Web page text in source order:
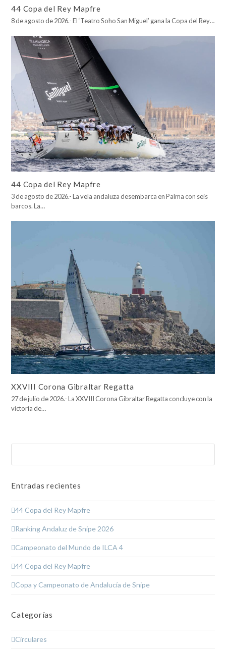
44 Copa del Rey Mapfre
8 de agosto de 2026.- El ‘Teatro Soho San Miguel’ gana la Copa del Rey…
44 Copa del Rey Mapfre
3 de agosto de 2026.- La vela andaluza desembarca en Palma con seis
barcos. La…
XXVIII Corona Gibraltar Regatta
27 de julio de 2026.- La XXVIII Corona Gibraltar Regatta concluye con la
victoria de…
Entradas recientes
44 Copa del Rey Mapfre
Ranking Andaluz de Snipe 2026
Campeonato del Mundo de ILCA 4
44 Copa del Rey Mapfre
Copa y Campeonato de Andalucía de Snipe
Categorías
Circulares